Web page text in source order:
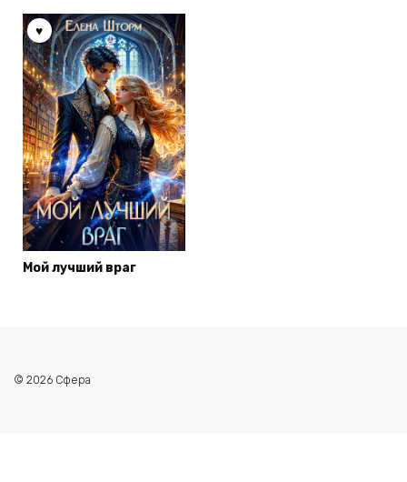
Мой лучший враг
© 2026 Сфера